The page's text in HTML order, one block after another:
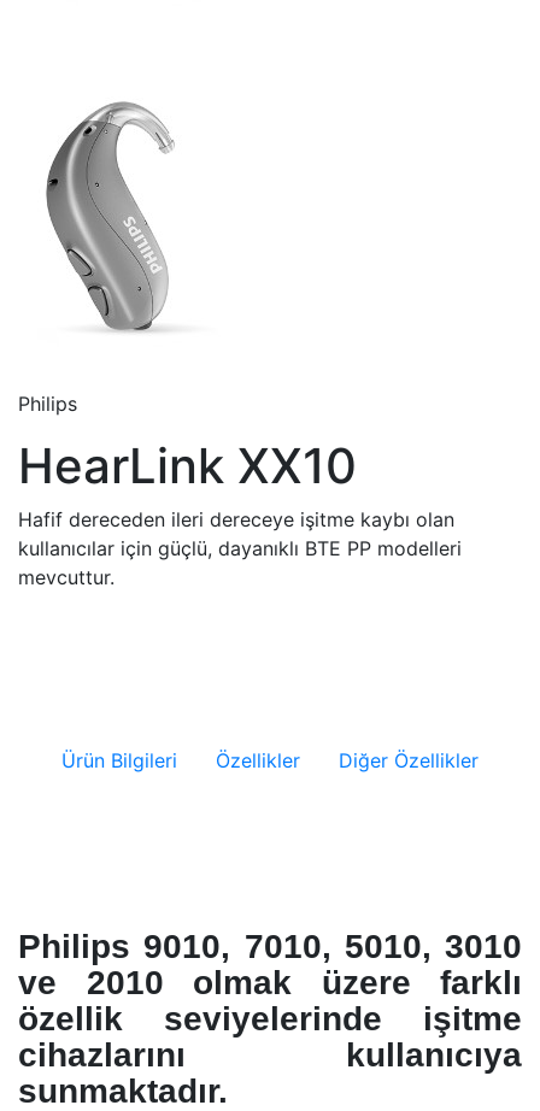
Philips
HearLink XX10
Hafif dereceden ileri dereceye işitme kaybı olan
kullanıcılar için güçlü, dayanıklı BTE PP modelleri
mevcuttur.
Ürün Bilgileri Özellikler Diğer Özellikler
Philips 9010, 7010, 5010, 3010
ve 2010 olmak üzere farklı
özellik seviyelerinde işitme
cihazlarını kullanıcıya
sunmaktadır.